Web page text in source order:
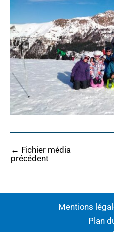
← Fichier média
précédent
Mentions
Plan